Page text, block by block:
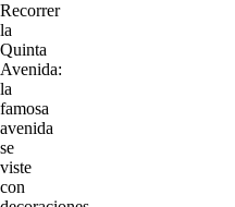
Recorrer
la
Quinta
Avenida:
la
famosa
avenida
se
viste
con